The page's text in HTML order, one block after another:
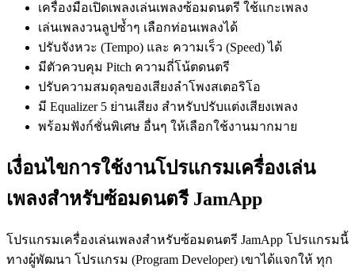
เครื่องมือเปิดเพลงเล่นเพลงซ้อมดนตรี ใช้แกะเพลง
เล่นเพลงวนลูปซ้ำๆ เลือกท่อนเพลงได้
ปรับจังหวะ (Tempo) และ ความเร็ว (Speed) ได้
มีตัวควบคุม Pitch ความถี่โน้ตดนตรี
ปรับความสมดุลของเสียงลำโพงสเตอริโอ
มี Equalizer 5 ย่านเสียง สำหรับปรับแต่งเสียงเพลง
พร้อมฟังก์ชั่นพิเศษ อื่นๆ ให้เลือกใช้งานมากมาย
เงื่อนไขการใช้งานโปรแกรมเครื่องเล่น
เพลงสำหรับซ้อมดนตรี JamApp
โปรแกรมเครื่องเล่นเพลงสำหรับซ้อมดนตรี JamApp โปรแกรมนี้
ทางผู้พัฒนา โปรแกรม (Program Developer) เขาได้แจกให้ ทุก